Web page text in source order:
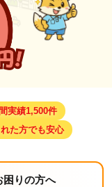
実績1,500件
た方でも安心
困りの方へ